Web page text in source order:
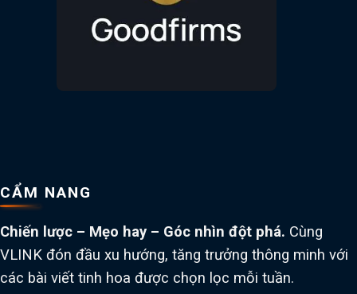
CẨM NANG
Chiến lược – Mẹo hay – Góc nhìn đột phá. Cùng
VLINK đón đầu xu hướng, tăng trưởng thông minh với
các bài viết tinh hoa được chọn lọc mỗi tuần.